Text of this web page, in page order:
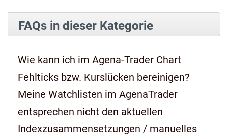
FAQs in dieser Kategorie
Wie kann ich im Agena-Trader Chart
Fehlticks bzw. Kurslücken bereinigen?
Meine Watchlisten im AgenaTrader
entsprechen nicht den aktuellen
Indexzusammensetzungen / manuelles